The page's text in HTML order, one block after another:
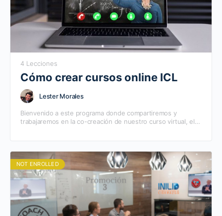
4 Lecciones
Cómo crear cursos online ICL
Lester Morales
Bienvenido a este programa donde compartiremos y
trabajaremos en la co-creación de nuestro curso virtual, el
NOT ENROLLED